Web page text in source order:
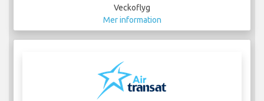
Veckoflyg
Mer information